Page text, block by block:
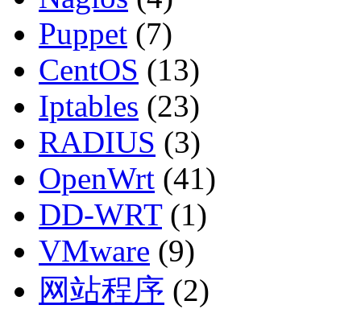
Puppet (7)
CentOS (13)
Iptables (23)
RADIUS (3)
OpenWrt (41)
DD-WRT(1)
VMware (9)
网站程序 (2)